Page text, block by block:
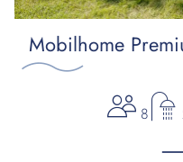
Mobilhome
8